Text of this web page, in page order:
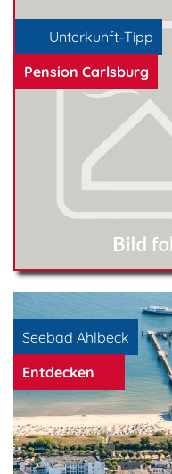
Unterkunft-Tipp
Pension Carlsburg
Seebad Ahlbeck
Entdecken